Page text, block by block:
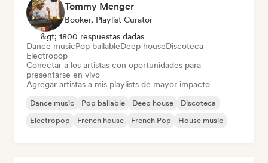
Tommy Menger
Booker, Playlist Curator
&gt; 1800 respuestas dadas
Dance musicPop bailableDeep houseDiscoteca
Electropop
Conectar a los artistas con oportunidades para
presentarse en vivo
Agregar artistas a mis playlists de mayor impacto
Dance music Pop bailable Deep house
Discoteca
Electropop
French house French Pop House music